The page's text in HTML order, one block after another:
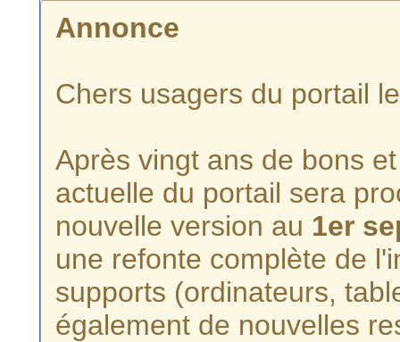
Annonce
Chers usagers du portail
Après vingt ans de bons
actuelle du portail sera
nouvelle version au 1er
une refonte complète de
supports (ordinateurs,
également de nouvelles